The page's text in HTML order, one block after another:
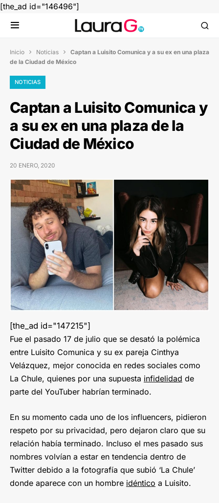
[the_ad id="146496"]
Inicio  Noticias  Captan a Luisito Comunica y a su ex en una plaza
de la Ciudad de México
NOTICIAS
Captan a Luisito Comunica y
a su ex en una plaza de la
Ciudad de México
20 ENERO, 2020
[the_ad id="147215"]
Fue el pasado 17 de julio que se desató la polémica
entre Luisito Comunica y su ex pareja Cinthya
Velázquez, mejor conocida en redes sociales como
La Chule, quienes por una supuesta infidelidad de
parte del YouTuber habrían terminado.
En su momento cada uno de los influencers, pidieron
respeto por su privacidad, pero dejaron claro que su
relación había terminado. Incluso el mes pasado sus
nombres volvían a estar en tendencia dentro de
Twitter debido a la fotografía que subió ‘La Chule’
donde aparece con un hombre idéntico a Luisito.